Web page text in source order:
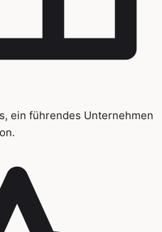
ein führendes Unternehmen